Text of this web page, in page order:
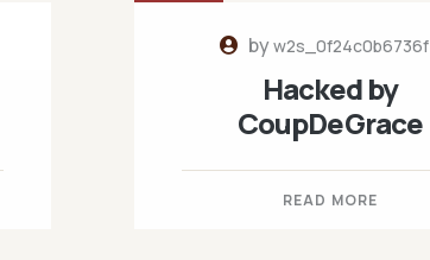
byw2s_0f24c0b6736f
Hacked by
CoupDeGrace
READ MORE